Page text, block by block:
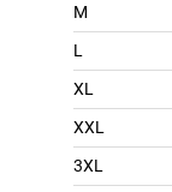
M
L
XL
XXL
3XL